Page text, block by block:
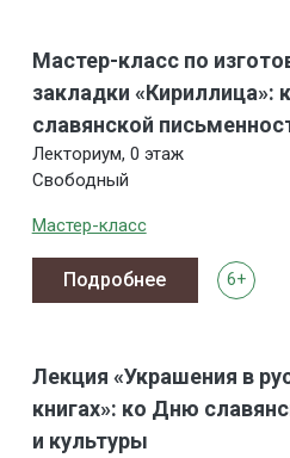
Мастер-класс по
закладки «Кириллица»:
славянской
Лекториум, 0 этаж
Свободный
Мастер-класс
6+
Подробнее
Лекция «Украшения в
книгах»: ко Дню
и культуры